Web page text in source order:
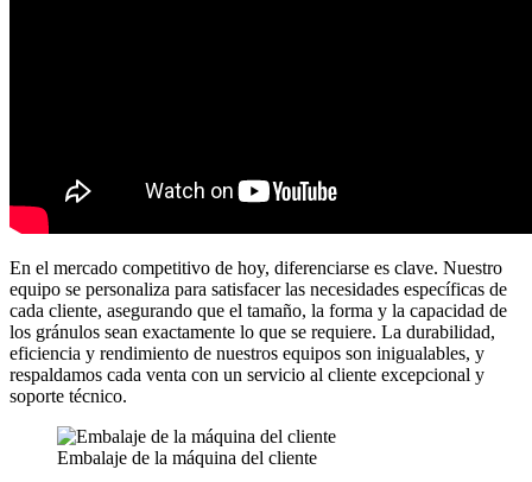
En el mercado competitivo de hoy, diferenciarse es clave. Nuestro
equipo se personaliza para satisfacer las necesidades específicas de
cada cliente, asegurando que el tamaño, la forma y la capacidad de
los gránulos sean exactamente lo que se requiere. La durabilidad,
eficiencia y rendimiento de nuestros equipos son inigualables, y
respaldamos cada venta con un servicio al cliente excepcional y
soporte técnico.
Embalaje de la máquina del cliente